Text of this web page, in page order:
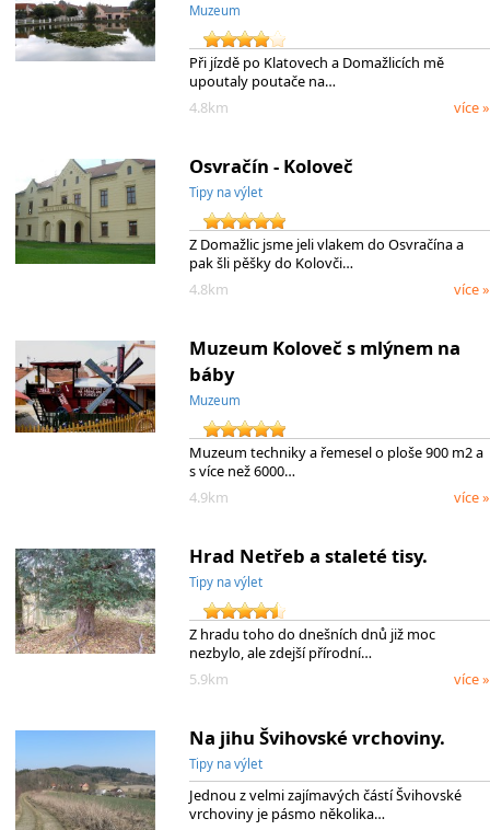
Muzeum
Při jízdě po Klatovech a Domažlicích mě
upoutaly poutače na…
4.8km
více »
Osvračín - Koloveč
Tipy na výlet
Z Domažlic jsme jeli vlakem do Osvračína a
pak šli pěšky do Kolovči…
4.8km
více »
Muzeum Koloveč s mlýnem na
báby
Muzeum
Muzeum techniky a řemesel o ploše 900 m2 a
s více než 6000…
4.9km
více »
Hrad Netřeb a staleté tisy.
Tipy na výlet
Z hradu toho do dnešních dnů již moc
nezbylo, ale zdejší přírodní…
5.9km
více »
Na jihu Švihovské vrchoviny.
Tipy na výlet
Jednou z velmi zajímavých částí Švihovské
vrchoviny je pásmo několika…